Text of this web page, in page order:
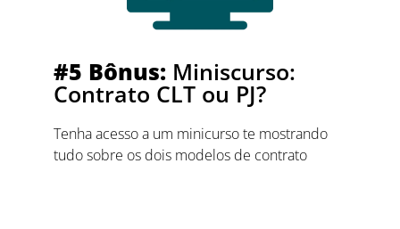
#5 Bônus: Miniscurso:
Contrato CLT ou PJ?
Tenha acesso a um minicurso te mostrando
tudo sobre os dois modelos de contrato